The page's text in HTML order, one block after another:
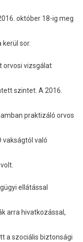
október 18-ig meg
sor.
orvosi vizsgálat
szintet. A 2016.
praktizáló orvos
vakságtól való
ellátással
arra hivatkozással,
a szociális biztonsági